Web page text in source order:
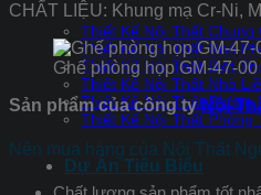
Thiết Kế Nội Thất Chung
Thiết Kế Nội Thất Nhà
Thiết Kế Nội Thất Biệt
Thiết Kế Nội Thất Nhà
Thiết Kế Nội Thất Phòng
Thiết Kế Nội Thất Phòng
Dự Án Tiêu Biểu
CHẤT LIỆU: Khung mạ Cr-Ni,
Ghế phòng họp GM-47-
Sản phẩm của công tyNội
Nên mua hàng của Nội Thất